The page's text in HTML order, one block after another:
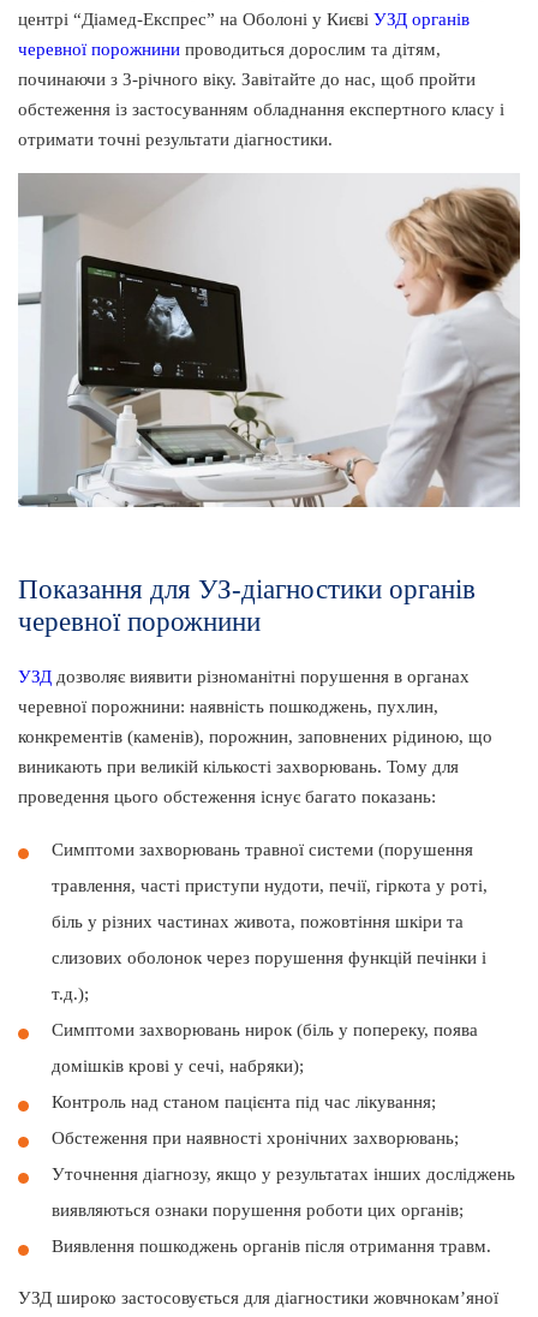
центрі “Діамед-Експрес” на Оболоні у Києві УЗД органів
черевної порожнини проводиться дорослим та дітям,
починаючи з 3-річного віку. Завітайте до нас, щоб пройти
обстеження із застосуванням обладнання експертного класу і
отримати точні результати діагностики.
Показання для УЗ-діагностики органів
черевної порожнини
УЗД дозволяє виявити різноманітні порушення в органах
черевної порожнини: наявність пошкоджень, пухлин,
конкрементів (каменів), порожнин, заповнених рідиною, що
виникають при великій кількості захворювань. Тому для
проведення цього обстеження існує багато показань:
Симптоми захворювань травної системи (порушення
травлення, часті приступи нудоти, печії, гіркота у роті,
біль у різних частинах живота, пожовтіння шкіри та
слизових оболонок через порушення функцій печінки і
т.д.);
Симптоми захворювань нирок (біль у попереку, поява
домішків крові у сечі, набряки);
Контроль над станом пацієнта під час лікування;
Обстеження при наявності хронічних захворювань;
Уточнення діагнозу, якщо у результатах інших досліджень
виявляються ознаки порушення роботи цих органів;
Виявлення пошкоджень органів після отримання травм.
УЗД широко застосовується для діагностики жовчнокам’яної